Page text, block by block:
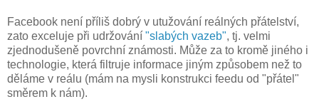
Facebook není příliš dobrý v utužování reálných přátelství,
zato exceluje při udržování "slabých vazeb", tj. velmi
zjednodušeně povrchní známosti. Může za to kromě jiného i
technologie, která filtruje informace jiným způsobem než to
děláme v reálu (mám na mysli konstrukci feedu od "přátel"
směrem k nám).